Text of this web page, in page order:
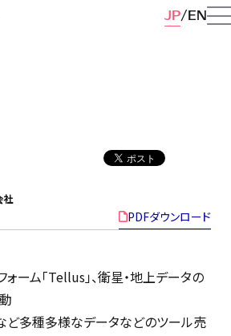
JP EN
社
PDFダウンロード
ーム「Tellus」、衛星・地上データの
ど多種多様なデータなどのツール売